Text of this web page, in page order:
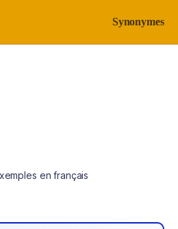
Synonymes
en français